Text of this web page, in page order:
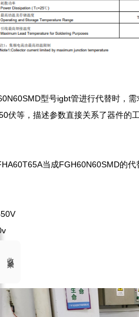
型号igbt管进行代替时，
伏等，描述参数直接关系了器件
当成FGH60N60SMD的